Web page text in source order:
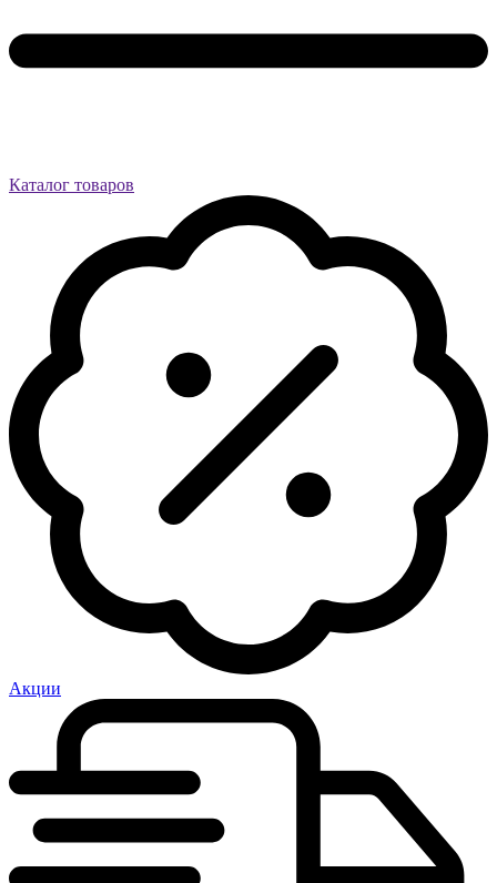
Каталог товаров
Акции